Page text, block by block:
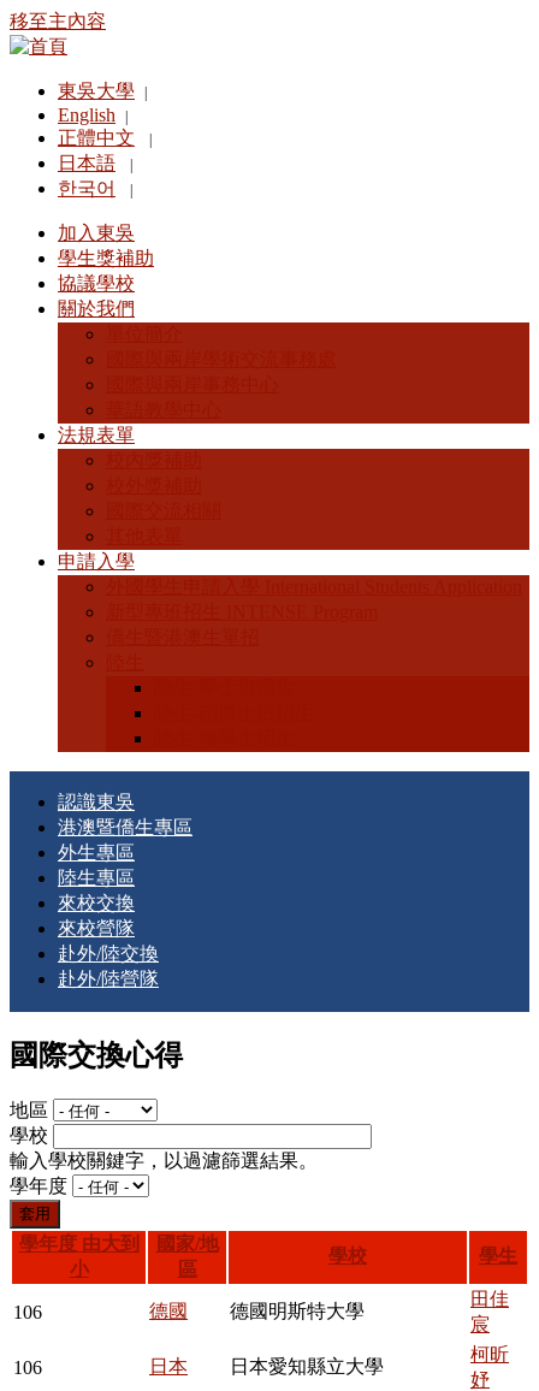
移至主內容
東吳大學
English
正體中文
日本語
한국어
加入東吳
學生獎補助
協議學校
關於我們
法規表單
申請入學
認識東吳
港澳暨僑生專區
外生專區
陸生專區
來校交換
來校營隊
赴外/陸交換
赴外/陸營隊
國際交換心得
地區
學校
輸入學校關鍵字，以過濾篩選結果。
學年度
學年度 由大到
小
國家/地
區
學校 學生
106 德國 德國明斯特大學
田佳
宸
106 日本 日本愛知縣立大學
柯昕
妤